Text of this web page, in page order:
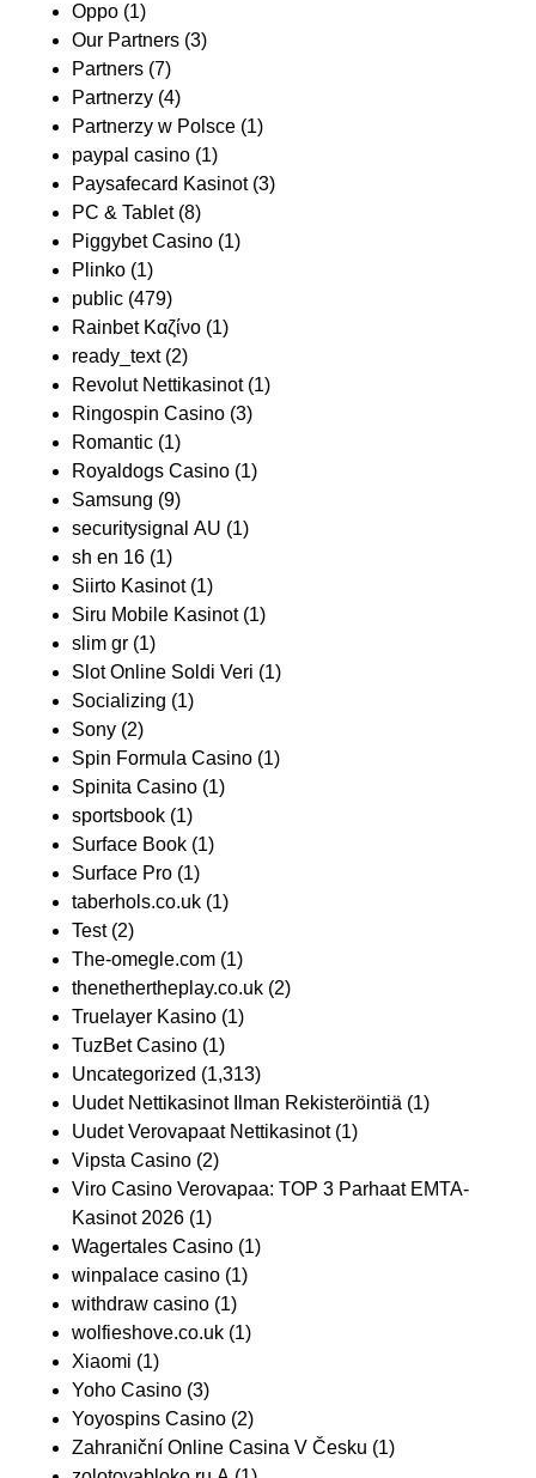
Oppo (1)
Our Partners (3)
Partners (7)
Partnerzy (4)
Partnerzy w Polsce (1)
paypal casino (1)
Paysafecard Kasinot(3)
PC & Tablet(8)
Piggybet Casino (1)
Plinko (1)
public (479)
Rainbet Καζίνο (1)
ready_text(2)
Revolut Nettikasinot(1)
Ringospin Casino (3)
Romantic (1)
Royaldogs Casino (1)
Samsung (9)
securitysignal AU (1)
sh en 16 (1)
Siirto Kasinot(1)
Siru Mobile Kasinot(1)
slim gr (1)
Slot Online Soldi Veri (1)
Socializing (1)
Sony (2)
Spin Formula Casino (1)
Spinita Casino (1)
sportsbook (1)
Surface Book (1)
Surface Pro (1)
taberhols.co.uk (1)
Test(2)
The-omegle.com (1)
thenethertheplay.co.uk (2)
Truelayer Kasino (1)
TuzBet Casino (1)
Uncategorized (1,313)
Uudet Nettikasinot Ilman Rekisteröintiä (1)
Uudet Verovapaat Nettikasinot(1)
Vipsta Casino (2)
Viro Casino Verovapaa: TOP 3 Parhaat EMTA-
Kasinot 2026 (1)
Wagertales Casino (1)
winpalace casino (1)
withdraw casino (1)
wolfieshove.co.uk (1)
Xiaomi (1)
Yoho Casino (3)
Yoyospins Casino (2)
Zahraniční Online Casina V Česku (1)